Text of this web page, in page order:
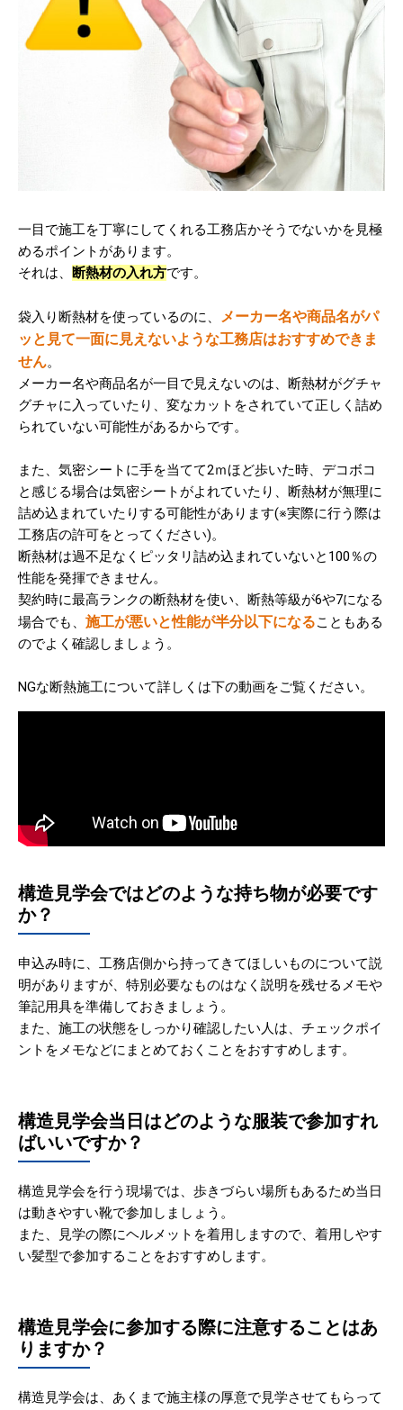
一目で施工を丁寧にしてくれる工務店かそうでないかを見極
めるポイントがあります。
それは、
断熱材の入れ方です。
袋入り断熱材を使っているのに、
メーカー名や商品名がパ
ッと見て一面に見えないような工務店はおすすめできま
せん。
メーカー名や商品名が一目で見えないのは、断熱材がグチャ
グチャに入っていたり、変なカットをされていて正しく詰め
られていない可能性があるからです。
また、気密シートに手を当てて2ｍほど歩いた時、デコボコ
と感じる場合は気密シートがよれていたり、断熱材が無理に
詰め込まれていたりする可能性があります(※実際に行う際は
工務店の許可をとってください)。
断熱材は過不足なくピッタリ詰め込まれていないと100％の
性能を発揮できません。
契約時に最高ランクの断熱材を使い、断熱等級が6や7になる
場合でも、 施工が悪いと性能が半分以下になることもある
のでよく確認しましょう。
NGな断熱施工について詳しくは下の動画をご覧ください。
構造見学会ではどのような持ち物が必要です
か？
申込み時に、工務店側から持ってきてほしいものについて説
明がありますが、特別必要なものはなく説明を残せるメモや
筆記用具を準備しておきましょう。
また、施工の状態をしっかり確認したい人は、チェックポイ
ントをメモなどにまとめておくことをおすすめします。
構造見学会当日はどのような服装で参加すれ
ばいいですか？
構造見学会を行う現場では、歩きづらい場所もあるため当日
は動きやすい靴で参加しましょう。
また、見学の際にヘルメットを着用しますので、着用しやす
い髪型で参加することをおすすめします。
構造見学会に参加する際に注意することはあ
りますか？
構造見学会は、あくまで施主様の厚意で見学させてもらって